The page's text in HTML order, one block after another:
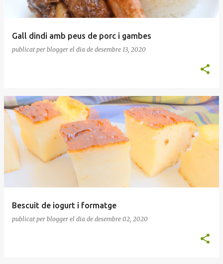
Gall dindi amb peus de porc i gambes
publicat per blogger el dia de desembre 13, 2020
Bescuit de iogurt i formatge
publicat per blogger el dia de desembre 02, 2020